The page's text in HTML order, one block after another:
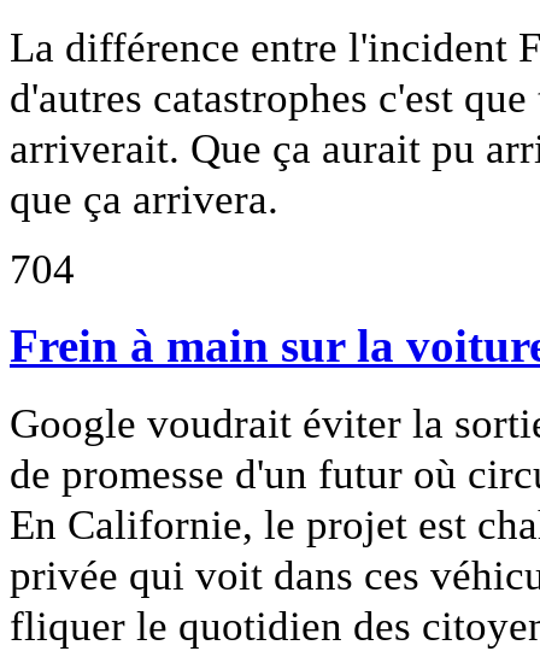
La différence entre l'incident
d'autres catastrophes c'est
arriverait. Que ça aurait pu
que ça arrivera.
704
Frein à main sur la
Google voudrait éviter la
de promesse d'un futur où
En Californie, le projet est
privée qui voit dans ces
fliquer le quotidien des